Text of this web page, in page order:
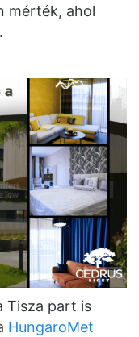
mérték, ahol
Tisza part is
HungaroMet